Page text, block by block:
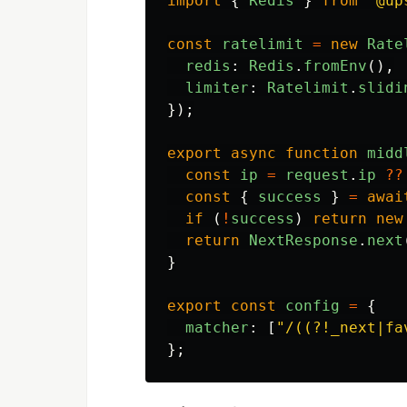
const ratelimit = new
redis : Redis . fromEnv (),
limiter : Ratelimit .
});
export async function
const
ip = request . ip
??
const
{ success } =
if
( ! success ) return
new
return
NextResponse . next
}
export const config =
{
matcher : [ " /
};